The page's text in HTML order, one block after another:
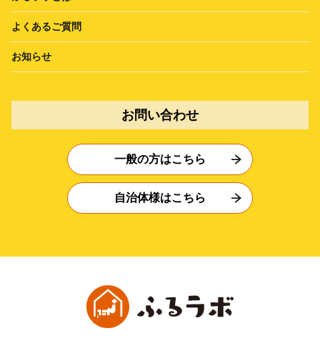
よくあるご質問
お知らせ
お問い合わせ
一般の方はこちら
自治体様はこちら